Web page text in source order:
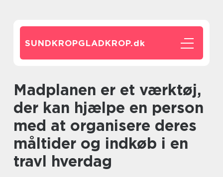
SUNDKROPGLADKROP.dk
Madplanen er et værktøj,
der kan hjælpe en person
med at organisere deres
måltider og indkøb i en
travl hverdag